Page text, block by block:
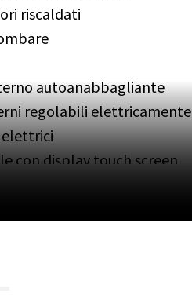
riscaldati
autoanabbagliante
regolabili elettricamente
con display touch screen